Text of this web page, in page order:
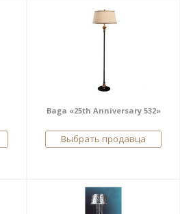
Baga «25th Anniversary 532»
Выбрать продавца